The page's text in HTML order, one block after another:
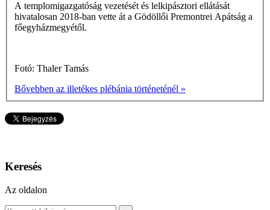
A templomigazgatóság vezetését és lelkipásztori ellátását
hivatalosan 2018-ban vette át a Gödöllői Premontrei Apátság a
főegyházmegyétől.
Fotó: Thaler Tamás
Bővebben az illetékes plébánia történeténél »
Keresés
Az oldalon